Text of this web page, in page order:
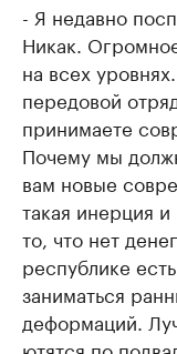
- Я недавно
Никак.
на всех
передовой
принимаете
Почему мы
вам новые
такая инерция
то, что нет
республике
заниматься
деформаций.